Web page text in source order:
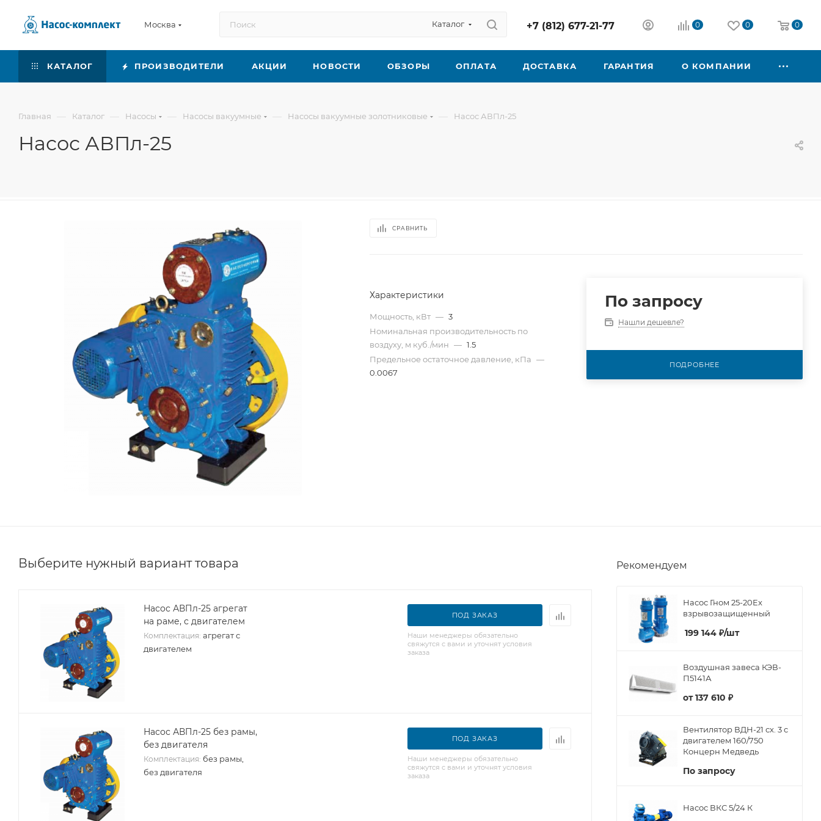
Москва Каталог +7 (812) 677-21-77 0 0 0
КАТАЛОГ ПРОИЗВОДИТЕЛИ АКЦИИ НОВОСТИ ОБЗОРЫ ОПЛАТА ДОСТАВКА ГАРАНТИЯ О КОМПАНИИ
Главная — Каталог — Насосы — Насосы вакуумные — Насосы вакуумные золотниковые — Насос АВПл-25
Насос АВПл-25
СРАВНИТЬ
Характеристики
Мощность, кВт — 3
Номинальная производительность по
воздуху, м куб./мин — 1.5
Предельное остаточное давление, кПа —
0.0067
По запросу
Нашли дешевле?
ПОДРОБНЕЕ
Выберите нужный вариант товара
Насос АВПл-25 агрегат
на раме, с двигателем
Комплектация: агрегат с
двигателем
ПОД ЗАКАЗ
Наши менеджеры обязательно
свяжутся с вами и уточнят условия
заказа
Насос АВПл-25 без рамы,
без двигателя
Комплектация: без рамы,
без двигателя
ПОД ЗАКАЗ
Наши менеджеры обязательно
свяжутся с вами и уточнят условия
заказа
Рекомендуем
Насос Гном 25-20Ex
взрывозащищенный
199 144 ₽/шт
Воздушная завеса КЭВ-
П5141А
от137 610 ₽
Вентилятор ВДН-21 сх. 3 с
двигателем 160/750
Концерн Медведь
По запросу
Насос ВКС 5/24 К